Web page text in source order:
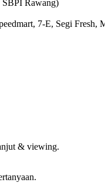
Rawang)
7-E, Segi Fresh,
& viewing.